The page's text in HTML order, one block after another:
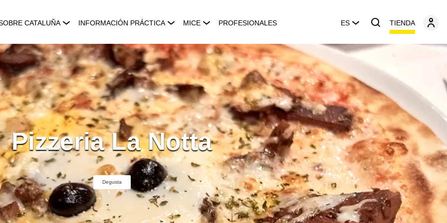
CATALUÑA INFORMACIÓN PRÁCTICA MICE PROFESIONALES ES TIENDA
Pizzeria La Notta
Degusta